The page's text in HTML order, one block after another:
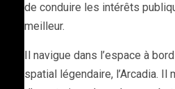
de conduire les intérêts
meilleur.
Il navigue dans l’espace à
spatial légendaire, l’Arcadia. Il